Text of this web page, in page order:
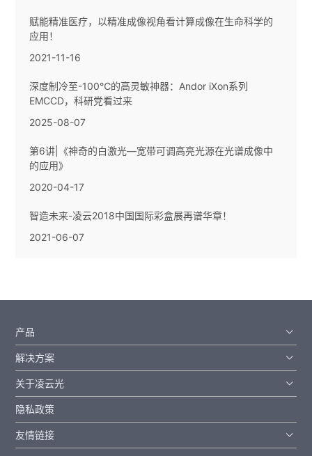
赋能精准医疗，以精准成像视角看计算成像在生命科学的
应用！
2021-11-16
深度制冷至-100℃的高灵敏神器：Andor iXon系列
EMCCD，科研党看过来
2025-08-07
第6讲|《神奇的白激光—宽带可调高亮光源在光谱成像中
的应用》
2020-04-17
智造未来-凌云2018中国国际彩盒展再谱华章！
2021-06-07
产品
解决方案
关于凌云光
隐私政策
友情链接